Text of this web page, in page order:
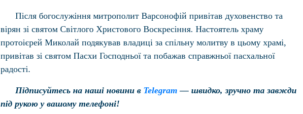
Після богослужіння митрополит Варсонофій привітав духовенство та
вірян зі святом Світлого Христового Воскресіння. Настоятель храму
протоієрей Миколай подякував владиці за спільну молитву в цьому храмі,
привітав зі святом Пасхи Господньої та побажав справжньої пасхальної
радості.
Підписуйтесь на наші новини в Telegram — швидко, зручно та завжди
під рукою у вашому телефоні!